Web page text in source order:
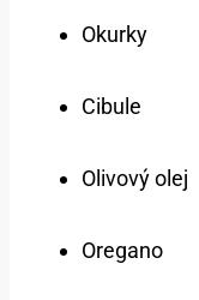
Okurky
Cibule
Olivový olej
Oregano